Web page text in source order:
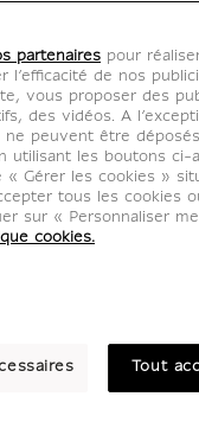
Adrien
-
IP150570
Ce cahier a été
l'exposition
comédien sans
Gilles" au
octobre 2024
Adrien
Pierrot surpris
partenaires pour
l’efficacité de nos
vous proposer des
des vidéos. A
peuvent être déposés
utilisant les boutons ci-
« Gérer les cookies »
tous les cookies
sur « Personnaliser
cookies.
Tout